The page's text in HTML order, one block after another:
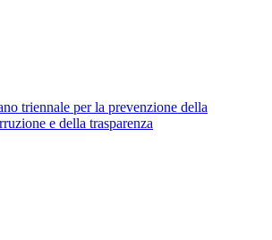
triennale per la prevenzione della
e della trasparenza